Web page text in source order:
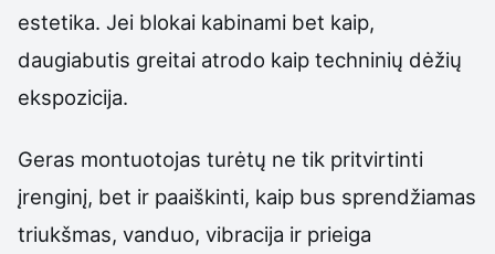
estetika. Jei blokai kabinami bet kaip,
daugiabutis greitai atrodo kaip techninių dėžių
ekspozicija.
Geras montuotojas turėtų ne tik pritvirtinti
įrenginį, bet ir paaiškinti, kaip bus sprendžiamas
triukšmas, vanduo, vibracija ir prieiga